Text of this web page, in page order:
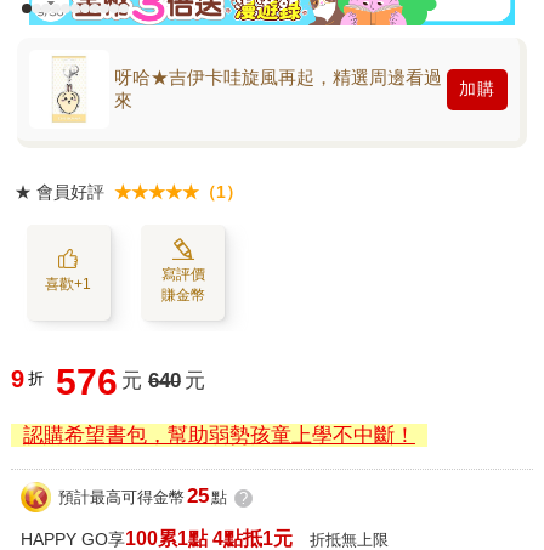
呀哈★吉伊卡哇旋風再起，精選周邊看過
來
加購
★ 會員好評 ★★★★★（1）
喜歡+1
寫評價
賺金幣
9 折 576 元 640 元
認購希望書包，幫助弱勢孩童上學不中斷！
預計最高可得金幣 25點 ?
HAPPY GO享100累1點 4點抵1元 折抵無上限